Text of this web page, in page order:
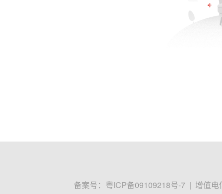
备案号： 粤ICP备09109218号-7 | 增值电